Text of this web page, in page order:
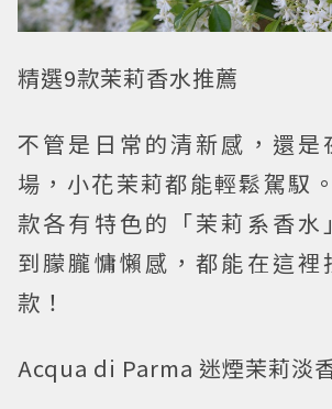
精選9款茉莉香水推薦
不管是日常的清新感，還是
場，小花茉莉都能輕鬆駕馭
款各有特色的「茉莉系香水
到朦朧慵懶感，都能在這裡
款！
Acqua di Parma 迷煙茉莉淡